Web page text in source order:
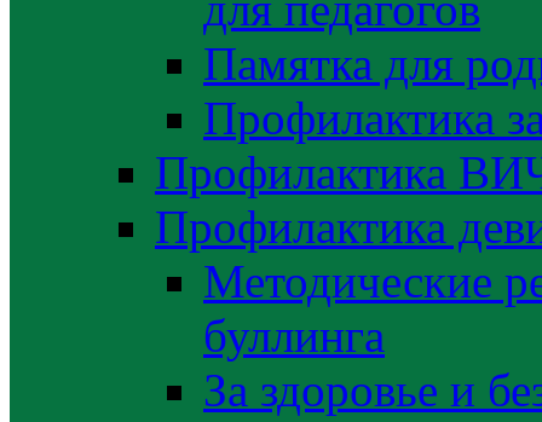
Памятка для
Профилактика
Профилактика
Профилактика
Методические
буллинга
За здоровье и